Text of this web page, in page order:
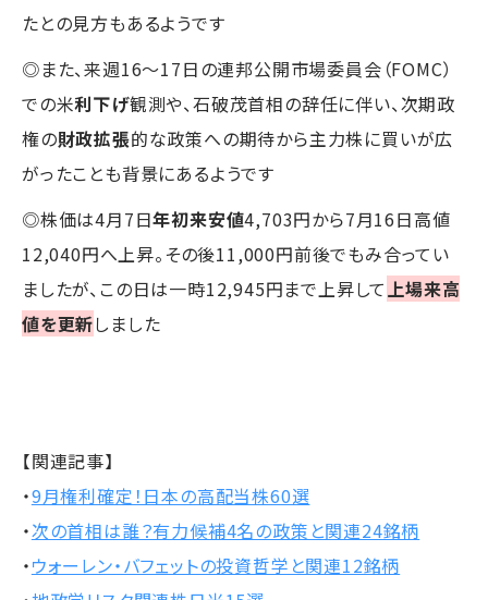
たとの見方もあるようです
◎また、来週16～17日の連邦公開市場委員会（FOMC）
での米利下げ観測や、石破茂首相の辞任に伴い、次期政
権の財政拡張的な政策への期待から主力株に買いが広
がったことも背景にあるようです
◎株価は4月7日年初来安値4,703円から7月16日高値
12,040円へ上昇。その後11,000円前後でもみ合ってい
ましたが、この日は一時12,945円まで上昇して上場来高
値を更新しました
【関連記事】
・9月権利確定！日本の高配当株60選
・次の首相は誰？有力候補4名の政策と関連24銘柄
・ウォーレン・バフェットの投資哲学と関連12銘柄